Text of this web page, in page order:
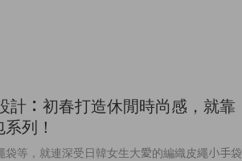
計：初春打造休閒時尚感，就靠
列！
等，就連深受日韓女生大愛的編織皮繩小手袋